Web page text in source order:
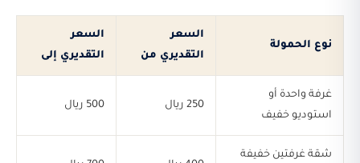
نوع الحمولة
السعر
التقديري من
السعر
التقديري إلى
غرفة واحدة أو
استوديو خفيف
250 ريال 500 ريال
شقة غرفتين خفيفة